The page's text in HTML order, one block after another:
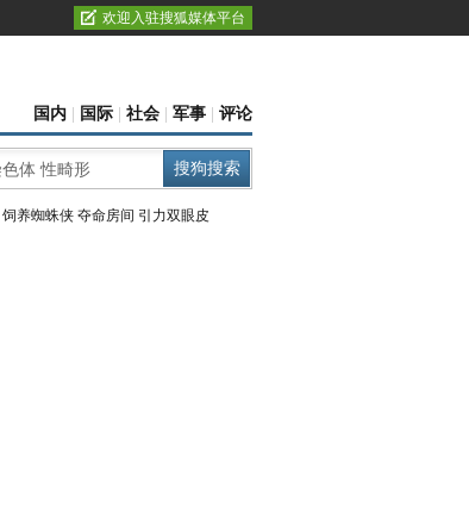
欢迎入驻搜狐媒体平台
国内 国际 社会 军事 评论
饲养蜘蛛侠 夺命房间 引力双眼皮